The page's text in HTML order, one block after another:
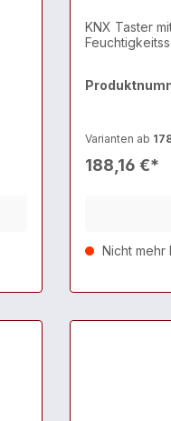
KNX Taster
Varianten ab
188,16 €*
Nicht mehr